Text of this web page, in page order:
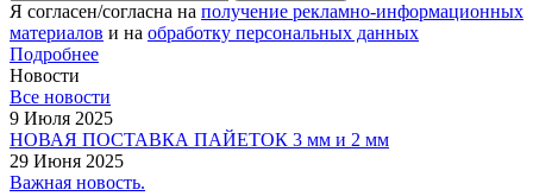
Я согласен/согласна на получение рекламно-информационных
материалов и на обработку персональных данных
Подробнее
Новости
Все новости
9 Июля 2025
НОВАЯ ПОСТАВКА ПАЙЕТОК 3 мм и 2 мм
29 Июня 2025
Важная новость.